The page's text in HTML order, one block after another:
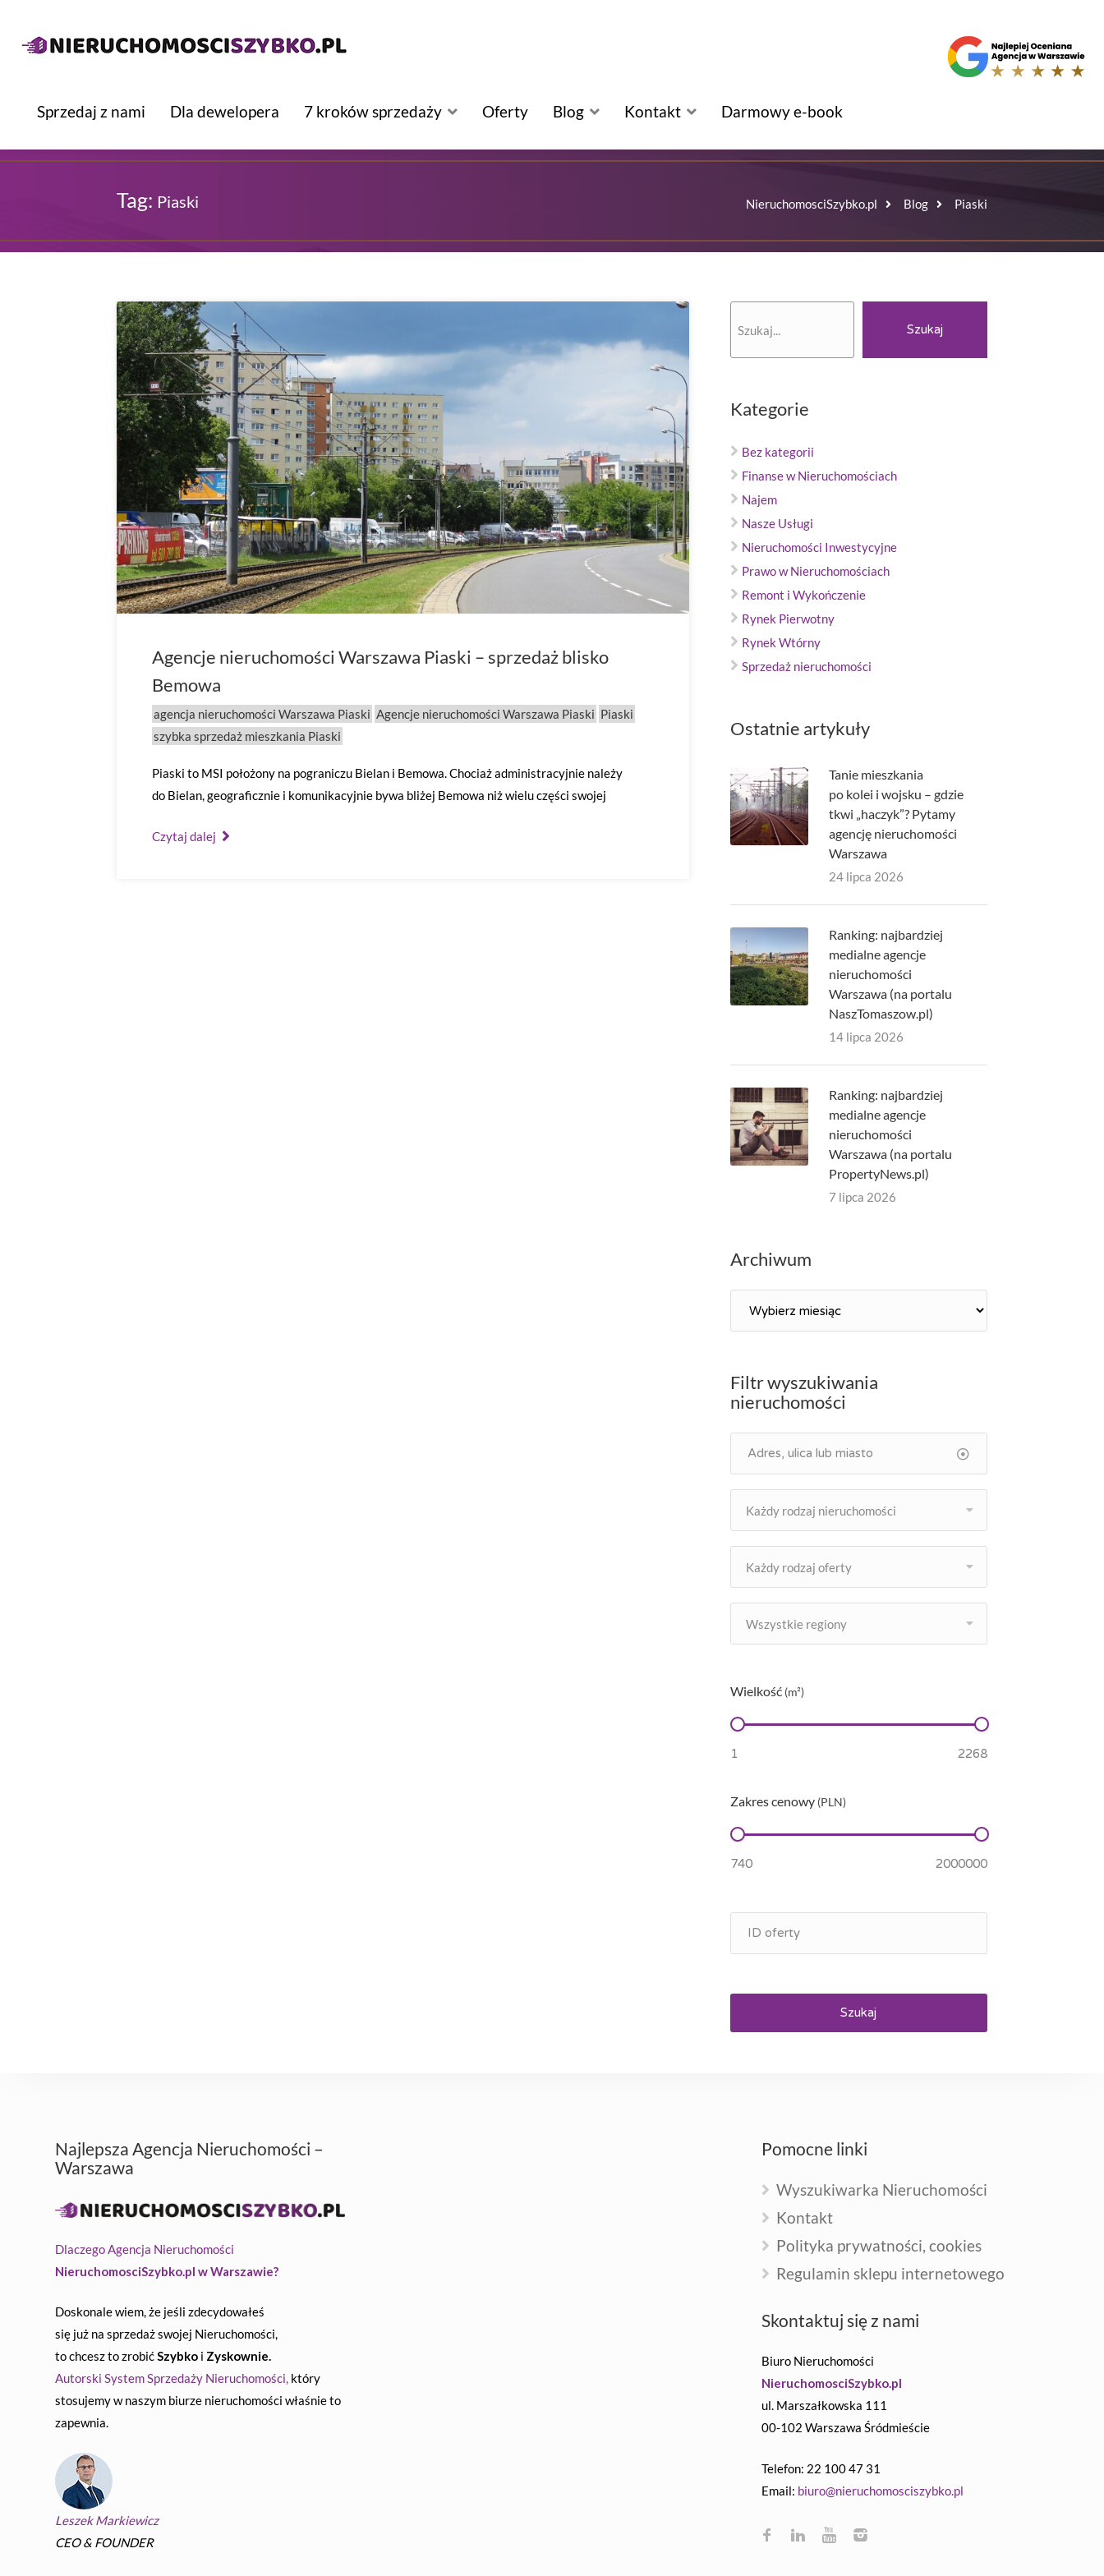
Sprzedaj z nami Dla dewelopera 7 kroków sprzedaży Oferty Blog Kontakt Darmowy e-book
Tag: Piaski NieruchomosciSzybko.pl Blog Piaski
Agencje nieruchomości Warszawa Piaski – sprzedaż blisko
Bemowa
agencja nieruchomości Warszawa Piaski Agencje nieruchomości Warszawa Piaski Piaski
szybka sprzedaż mieszkania Piaski
Piaski to MSI położony na pograniczu Bielan i Bemowa. Chociaż administracyjnie należy
do Bielan, geograficznie i komunikacyjnie bywa bliżej Bemowa niż wielu części swojej
Czytaj dalej
Szukaj
Kategorie
Bez kategorii
Finanse w Nieruchomościach
Najem
Nasze Usługi
Nieruchomości Inwestycyjne
Prawo w Nieruchomościach
Remont i Wykończenie
Rynek Pierwotny
Rynek Wtórny
Sprzedaż nieruchomości
Ostatnie artykuły
Tanie mieszkania
po kolei i wojsku – gdzie
tkwi „haczyk”? Pytamy
agencję nieruchomości
Warszawa
24 lipca 2026
Ranking: najbardziej
medialne agencje
nieruchomości
Warszawa (na portalu
NaszTomaszow.pl)
14 lipca 2026
Ranking: najbardziej
medialne agencje
nieruchomości
Warszawa (na portalu
PropertyNews.pl)
7 lipca 2026
Archiwum
Filtr wyszukiwania
nieruchomości
Każdy rodzaj nieruchomości
Każdy rodzaj oferty
Wszystkie regiony
Wielkość (m²)
Zakres cenowy (PLN)
Szukaj
Najlepsza Agencja Nieruchomości –
Warszawa
Dlaczego Agencja Nieruchomości
NieruchomosciSzybko.pl w Warszawie?
Doskonale wiem, że jeśli zdecydowałeś
się już na sprzedaż swojej Nieruchomości,
to chcesz to zrobićSzybko i Zyskownie.
Autorski System Sprzedaży Nieruchomości, który
stosujemy w naszym biurze nieruchomości właśnie to
zapewnia.
Leszek Markiewicz
CEO & FOUNDER
Pomocne linki
Wyszukiwarka Nieruchomości
Kontakt
Polityka prywatności, cookies
Regulamin sklepu internetowego
Skontaktuj się z nami
Biuro Nieruchomości
NieruchomosciSzybko.pl
ul. Marszałkowska 111
00-102 Warszawa Śródmieście
Telefon: 22 100 47 31
Email: biuro@nieruchomosciszybko.pl